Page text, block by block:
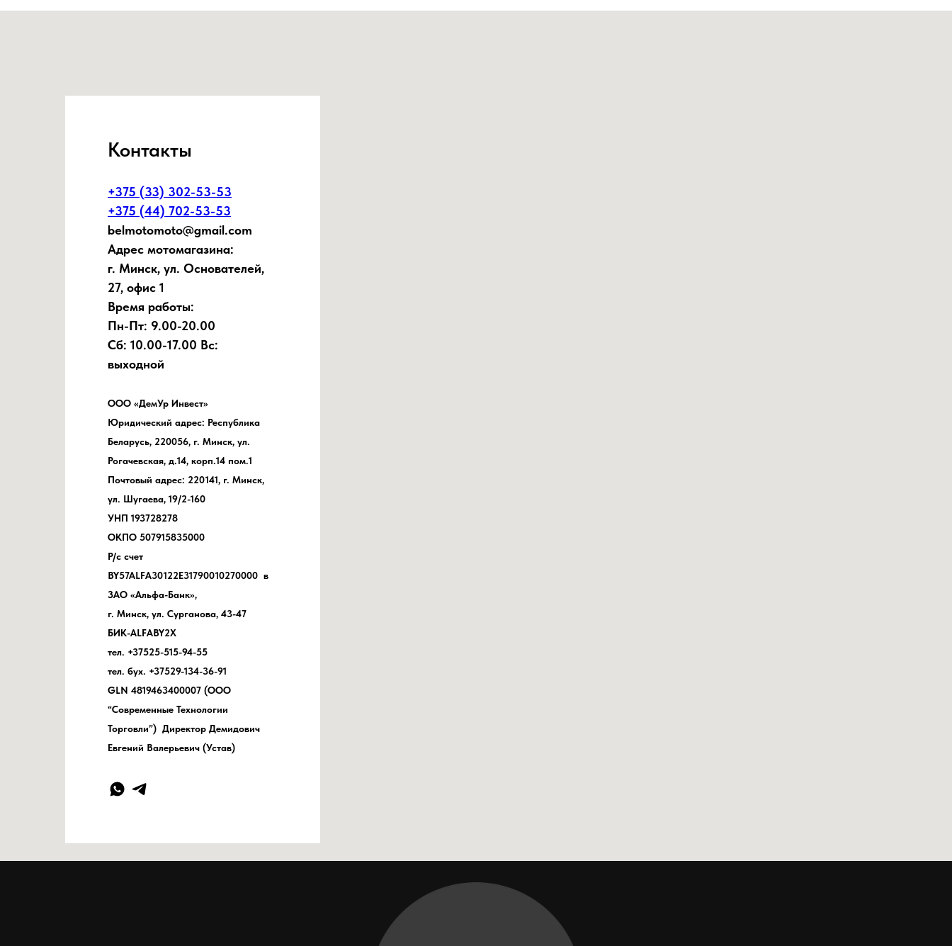
Контакты
+375 (33) 302-53-53
+375 (44) 702-53-53
belmotomoto@gmail.com
Адрес мотомагазина:
г. Минск, ул. Основателей,
27, офис 1
Время работы:
Пн-Пт: 9.00-20.00
Сб: 10.00-17.00 Вс:
выходной
ООО «ДемУр Инвест»
Юридический адрес: Республика
Беларусь, 220056, г. Минск, ул.
Рогачевская, д.14, корп.14 пом.1
Почтовый адрес: 220141, г. Минск,
ул. Шугаева, 19/2-160
УНП 193728278
ОКПО 507915835000
Р/с счет
BY57ALFA30122E31790010270000 в
ЗАО «Альфа-Банк»,
г. Минск, ул. Сурганова, 43-47
БИК-ALFABY2X
тел. +37525-515-94-55
тел. бух. +37529-134-36-91
GLN 4819463400007 (ООО
“Современные Технологии
Торговли”) Директор Демидович
Евгений Валерьевич (Устав)